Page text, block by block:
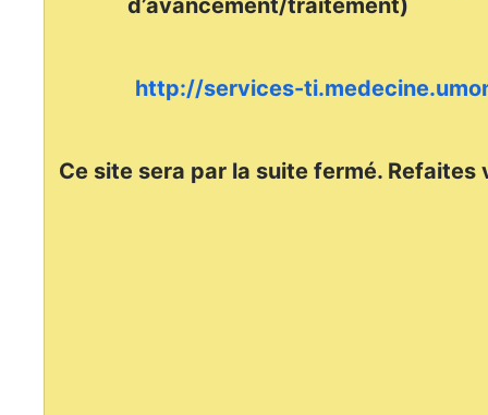
d’avancement/traitement)
http://services-
Ce site sera par la suite fermé. Refaites